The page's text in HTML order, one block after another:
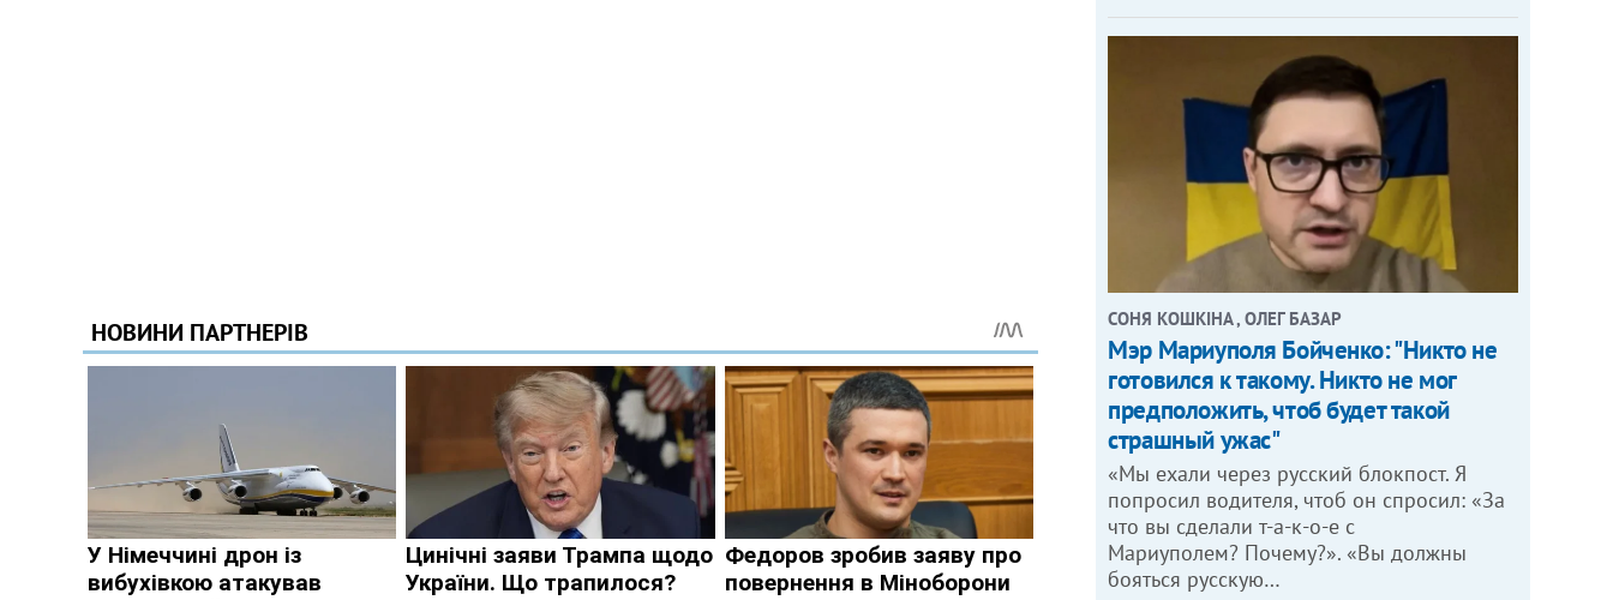
СОНЯ КОШКІНА , ОЛЕГ БАЗАР
Мэр Мариуполя Бойченко: "Никто не
готовился к такому. Никто не мог
предположить, чтоб будет такой
страшный ужас"
«Мы ехали через русский блокпост. Я
попросил водителя, чтоб он спросил: «За
что вы сделали т-а-к-о-е с
Мариуполем? Почему?». «Вы должны
бояться русскую…